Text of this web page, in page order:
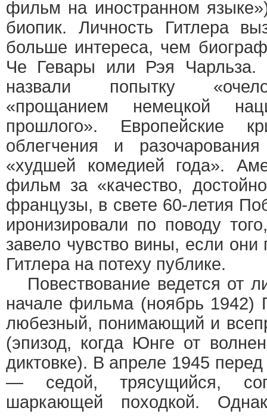
фильм на иностранном
биопик. Личность Гитлера
больше интереса, чем
Че Гевары или Рэя Чарльза.
назвали попытку
«прощанием немецкой
прошлого». Европейские
облегчения и
«худшей комедией года».
фильм за «качество,
французы, в свете 60-летия
иронизировали по поводу
завело чувство вины, если они
Гитлера на потеху публике.
Повествование ведется от
начале фильма (ноябрь 1942)
любезный, понимающий и
(эпизод, когда Юнге от
диктовке). В апреле 1945
— седой, трясущийся,
шаркающей походкой.